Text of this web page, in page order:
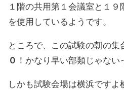
１階の共用第１会議室と１
を使用しているようです。
ところで、この試験の朝の集
０ ！かなり早い部類じゃない
しかも試験会場は横浜ですよ